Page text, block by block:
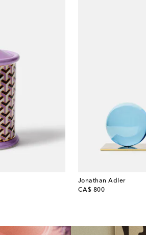
Jonathan Adler
CA$ 800
original price